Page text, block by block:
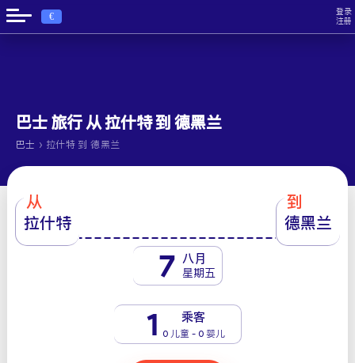
€
登录
注册
巴士 旅行 从 拉什特 到 德黑兰
巴士 › 拉什特 到 德黑兰
从
拉什特
到
德黑兰
7 八月
星期五
1 乘客
0 儿童 - 0 婴儿